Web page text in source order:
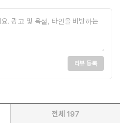
리뷰 등록
전체 197